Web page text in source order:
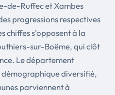
de-Ruffec et Xambes
progressions respectives
chiffes s'opposent à la
sur-Boëme, qui clôt
Le département
démographique diversifié,
parviennent à